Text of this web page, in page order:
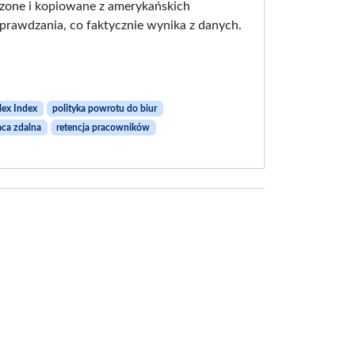
i kopiowane z amerykańskich
co faktycznie wynika z danych.
Index
polityka powrotu do biur
zdalna
retencja pracowników